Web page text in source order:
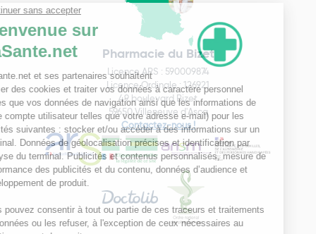
Pharmacie du Bizet
Licence ARS : 590009874
Licence Ordinale : 126921
49 boulevard Bizet
59650 Villeneuve d'Ascq
Contactez-nous !